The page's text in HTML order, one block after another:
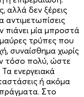
αλλά δεν ξέρεις
αντιμετωπίσεις
πιάνει μία μπροστά
τρύπες που
συναίσθημα χωρίς
τόσο πολύ, ώστε
ενεργειακά
ή ακόμα
Στο